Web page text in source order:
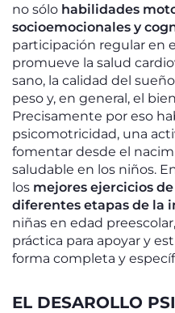
no sólo habilidades
socioemocionales y
participación regular en
promueve la salud
sano, la calidad del
peso y, en general, el
Precisamente por eso
psicomotricidad, una
fomentar desde el
saludable en los niños.
los mejores ejercicios
diferentes etapas de la
niñas en edad
práctica para apoyar y
forma completa y
EL DESAROLLO